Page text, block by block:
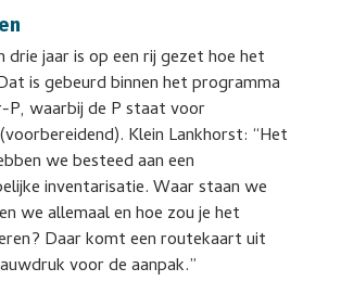
drie jaar is op een rij gezet hoe het
is gebeurd binnen het programma
waarbij de P staat voor
Klein Lankhorst: “Het
we besteed aan een
inventarisatie. Waar staan we
we allemaal en hoe zou je het
Daar komt een routekaart uit
voor de aanpak.”